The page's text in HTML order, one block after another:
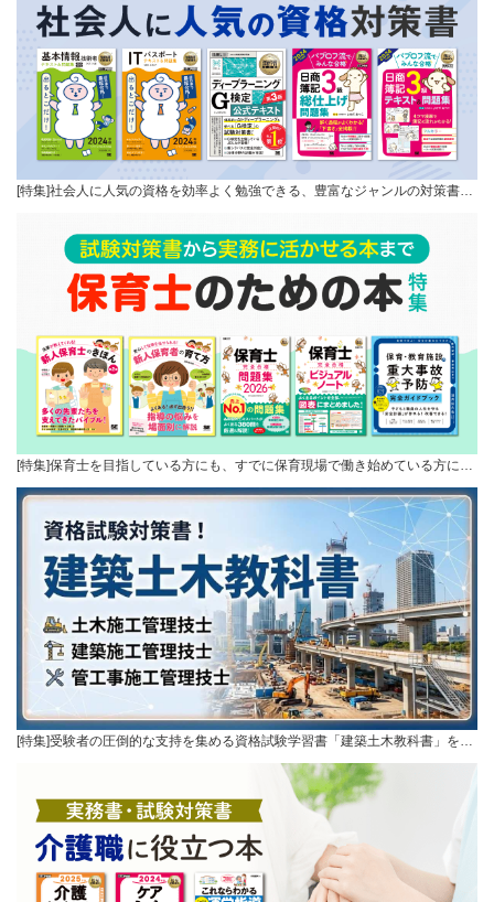
[特集]社会人に人気の資格を効率よく勉強できる、豊富なジャンルの対策書…
[特集]保育士を目指している方にも、すでに保育現場で働き始めている方に…
[特集]受験者の圧倒的な支持を集める資格試験学習書「建築土木教科書」を…